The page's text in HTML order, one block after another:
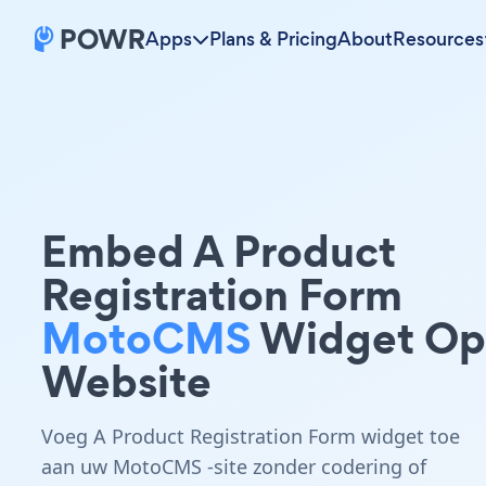
Apps Plans & PricingAboutResources
Embed A Product
Registration Form
MotoCMSWidget
Website
Voeg A Product Registration Form widget toe
aan uw MotoCMS -site zonder codering of